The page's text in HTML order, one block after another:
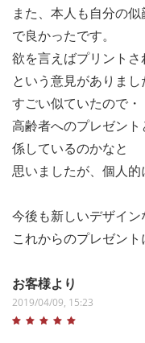
また、本人も自分の
で良かったです。
欲を言えばプリント
という意見がありまし
すごい似ていたので・
高齢者へのプレゼン
係しているのかなと
思いましたが、個人的
今後も新しいデザイン
これからのプレゼント
お客様より
2019/04/09, 15:23